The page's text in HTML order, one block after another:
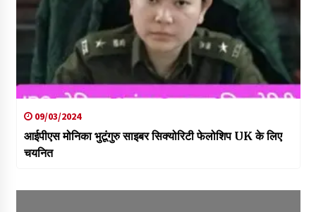
09/03/2024
आईपीएस मोनिका भुटूंगुरु साइबर सिक्योरिटी फेलोशिप UK के लिए
चयनित